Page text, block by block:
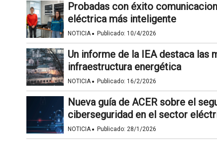
Probadas con éxito
eléctrica más inteligente
NOTICIA· Publicado: 10/4/2026
Un informe de la IEA destaca las
infraestructura energética
NOTICIA· Publicado: 16/2/2026
Nueva guía de ACER sobre el
ciberseguridad en el sector
NOTICIA· Publicado: 28/1/2026